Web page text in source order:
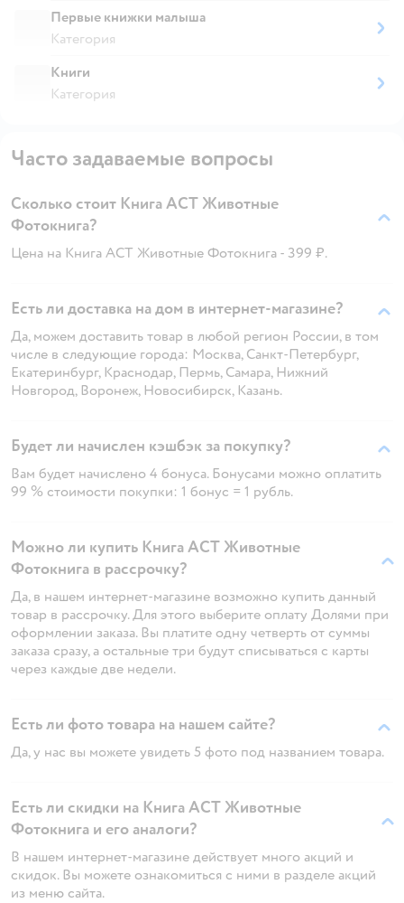
Первые книжки малыша
Категория
Книги
Категория
Часто задаваемые вопросы
Сколько стоит Книга АСТ Животные
Фотокнига?
Цена на Книга АСТ Животные Фотокнига - 399 ₽.
Есть ли доставка на дом в интернет-магазине?
Да, можем доставить товар в любой регион России, в том
числе в следующие города: Москва, Санкт-Петербург,
Екатеринбург, Краснодар, Пермь, Самара, Нижний
Новгород, Воронеж, Новосибирск, Казань.
Будет ли начислен кэшбэк за покупку?
Вам будет начислено 4 бонуса. Бонусами можно оплатить
99 % стоимости покупки: 1 бонус = 1 рубль.
Можно ли купить Книга АСТ Животные
Фотокнига в рассрочку?
Да, в нашем интернет-магазине возможно купить данный
товар в рассрочку. Для этого выберите оплату Долями при
оформлении заказа. Вы платите одну четверть от суммы
заказа сразу, а остальные три будут списываться с карты
через каждые две недели.
Есть ли фото товара на нашем сайте?
Да, у нас вы можете увидеть 5 фото под названием товара.
Есть ли скидки на Книга АСТ Животные
Фотокнига и его аналоги?
В нашем интернет-магазине действует много акций и
скидок. Вы можете ознакомиться с ними в разделе акций
из меню сайта.